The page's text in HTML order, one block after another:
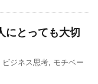
にとっても大切
ビジネス思考, モチベー